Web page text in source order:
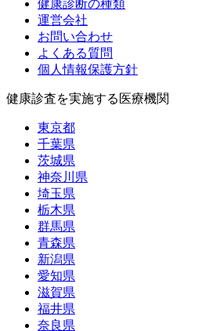
健康診断の種類
運営会社
お問い合わせ
よくある質問
個人情報保護方針
健康診査を実施する医療機関
東京都
千葉県
茨城県
神奈川県
埼玉県
栃木県
群馬県
青森県
新潟県
愛知県
滋賀県
福井県
奈良県